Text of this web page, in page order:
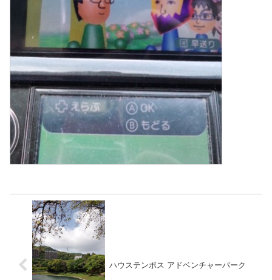
ハウステンボス アドベンチャーパーク